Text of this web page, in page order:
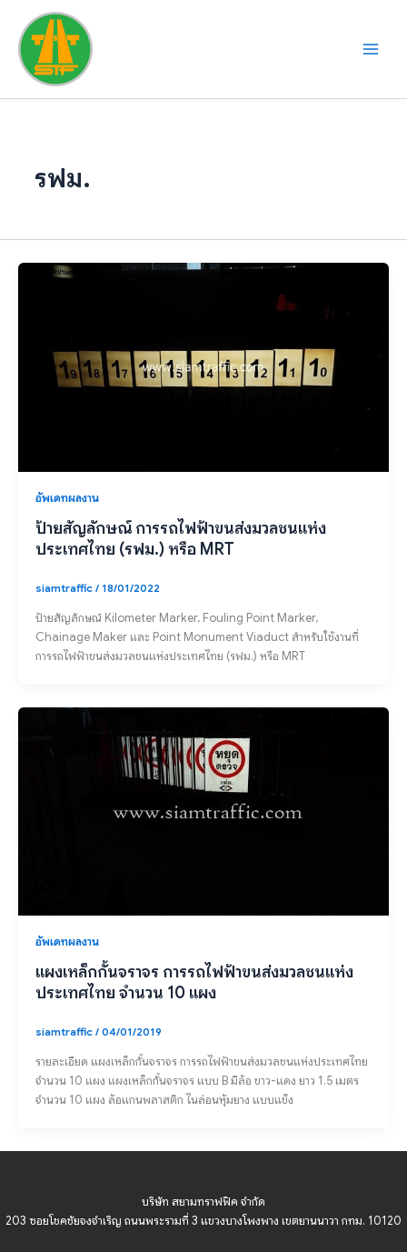
content
รฟม.
อัพเดทผลงาน
ป้ายสัญลักษณ์ การรถไฟฟ้าขนส่งมวลชนแห่ง
ประเทศไทย (รฟม.) หรือ MRT
siamtraffic/ 18/01/2022
ป้ายสัญลักษณ์ Kilometer Marker, Fouling Point Marker,
Chainage Maker และ Point Monument Viaduct สำหรับใช้งานที่
การรถไฟฟ้าขนส่งมวลชนแห่งประเทศไทย (รฟม.) หรือ MRT
อัพเดทผลงาน
แผงเหล็กกั้นจราจร การรถไฟฟ้าขนส่งมวลชนแห่ง
ประเทศไทย จำนวน 10 แผง
siamtraffic/04/01/2019
รายละเอียด แผงเหล็กกั้นจราจร การรถไฟฟ้าขนส่งมวลชนแห่งประเทศไทย
จำนวน 10 แผง แผงเหล็กกั้นจราจร แบบ B มีล้อ ขาว-แดง ยาว 1.5 เมตร
จำนวน 10 แผง ล้อแกนพลาสติก ไนล่อนหุ้มยาง แบบแข็ง
บริษัท สยามทราฟฟิค จำกัด
203 ซอยโชคชัยจงจำเริญ ถนนพระรามที่ 3 แขวงบางโพงพาง เขตยานนาวา กทม. 10120